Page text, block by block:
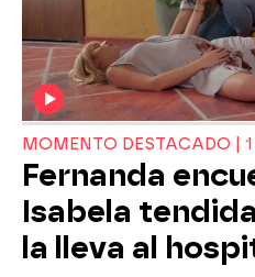
MOMENTO DESTACADO |
Fernanda
Isabela
la lleva al